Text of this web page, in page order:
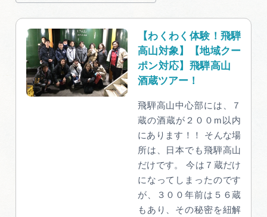
【わくわく体験！飛騨
高山対象】【地域クー
ポン対応】飛騨高山
酒蔵ツアー！
飛騨高山中心部には、７
蔵の酒蔵が２００m以内
にあります！！ そんな場
所は、日本でも飛騨高山
だけです。 今は７蔵だけ
になってしまったのです
が、３００年前は５６蔵
もあり、その秘密を紐解